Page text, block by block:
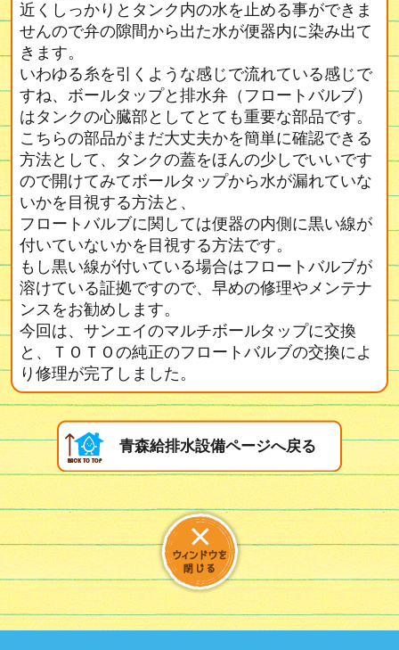
近くしっかりとタンク内の水を止める事ができま
せんので弁の隙間から出た水が便器内に染み出て
きます。
いわゆる糸を引くような感じで流れている感じで
すね、ボールタップと排水弁（フロートバルブ）
はタンクの心臓部としてとても重要な部品です。
こちらの部品がまだ大丈夫かを簡単に確認できる
方法として、タンクの蓋をほんの少しでいいです
ので開けてみてボールタップから水が漏れていな
いかを目視する方法と、
フロートバルブに関しては便器の内側に黒い線が
付いていないかを目視する方法です。
もし黒い線が付いている場合はフロートバルブが
溶けている証拠ですので、早めの修理やメンテナ
ンスをお勧めします。
今回は、サンエイのマルチボールタップに交換
と、ＴＯＴＯの純正のフロートバルブの交換によ
り修理が完了しました。
青森給排水設備ページへ戻る